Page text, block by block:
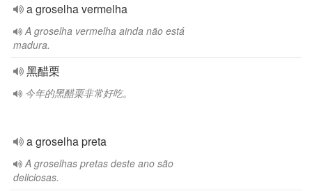
a groselha vermelha
A groselha vermelha ainda não está
madura.
黑醋栗
今年的黑醋栗非常好吃。
a groselha preta
A groselhas pretas deste ano são
deliciosas.